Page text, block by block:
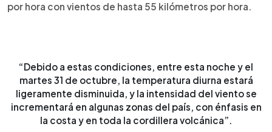
por hora con vientos de hasta 55 kilómetros por hora.
“Debido a estas condiciones, entre esta noche y el
martes 31 de octubre, la temperatura diurna estará
ligeramente disminuida, y la intensidad del viento se
incrementará en algunas zonas del país, con énfasis en
la costa y en toda la cordillera volcánica”.